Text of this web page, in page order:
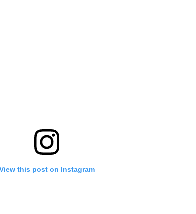
this post on Instagram